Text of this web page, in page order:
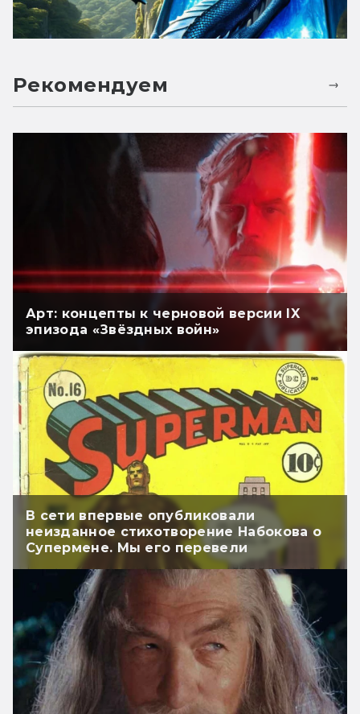
Рекомендуем
Арт: концепты к черновой версии IX
эпизода «Звёздных войн»
В сети впервые опубликовали
неизданное стихотворение Набокова о
Супермене. Мы его перевели